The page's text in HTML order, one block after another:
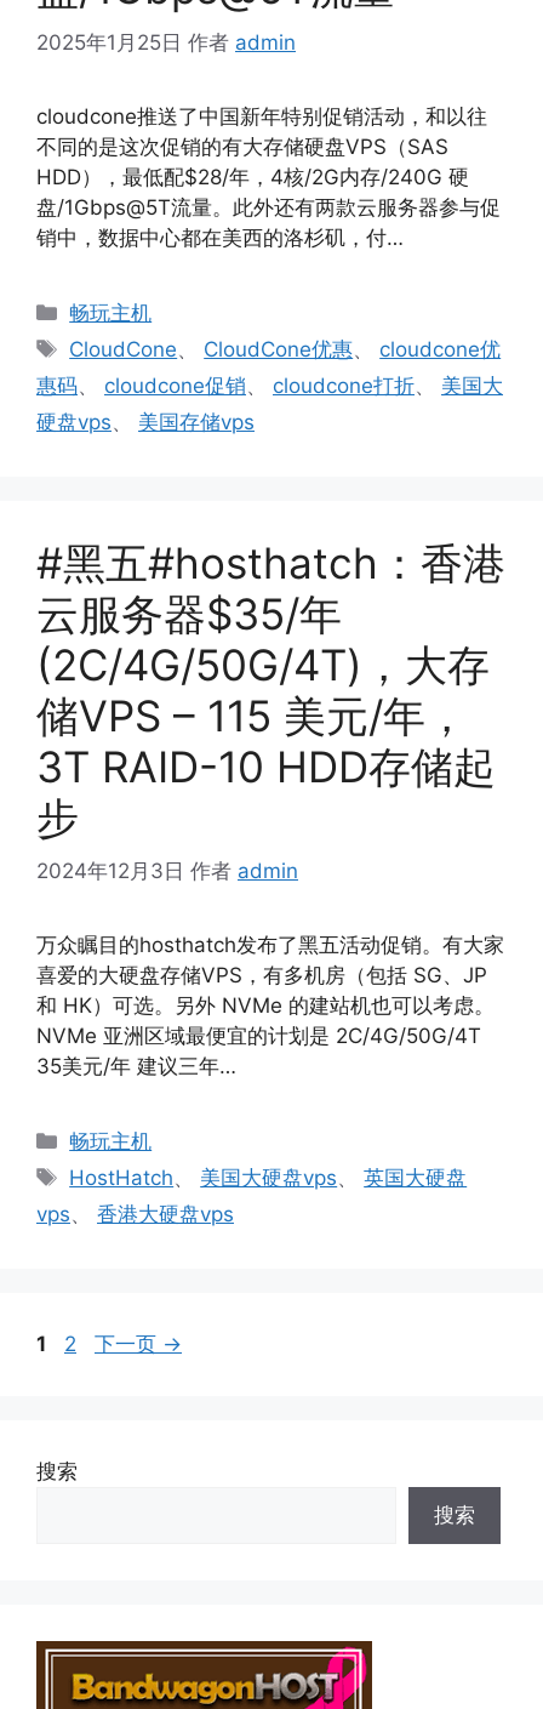
2025年1月25日 作者 admin
cloudcone推送了中国新年特别促销活动，和以往
不同的是这次促销的有大存储硬盘VPS（SAS
HDD），最低配$28/年，4核/2G内存/240G 硬
盘/1Gbps@5T流量。此外还有两款云服务器参与促
销中，数据中心都在美西的洛杉矶，付…
分
类
畅玩主机
标
签
CloudCone、 CloudCone优惠、 cloudcone优
惠码、 cloudcone促销、 cloudcone打折、 美国大
硬盘vps、 美国存储vps
#黑五#hosthatch：香港
云服务器$35/年
(2C/4G/50G/4T)，大存
储VPS – 115 美元/年，
3T RAID-10 HDD存储起
步
2024年12月3日 作者 admin
万众瞩目的hosthatch发布了黑五活动促销。有大家
喜爱的大硬盘存储VPS，有多机房（包括 SG、JP
和 HK）可选。另外 NVMe 的建站机也可以考虑。
NVMe 亚洲区域最便宜的计划是 2C/4G/50G/4T
35美元/年 建议三年…
分
类
畅玩主机
标
HostHatch、 美国大硬盘vps、英国大硬盘
vps、 香港大硬盘vps
页
1
页
2 下一页 →
搜索
搜索